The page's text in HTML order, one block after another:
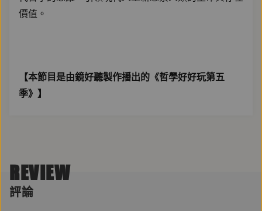
價值。
【本節目是由鏡好聽製作播出的《哲學好好玩第五
季》】
REVIEW
評論